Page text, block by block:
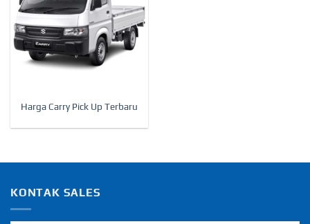
Harga Carry Pick Up Terbaru
KONTAK SALES